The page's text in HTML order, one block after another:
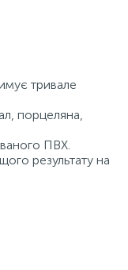
тривале
порцеляна,
ПВХ.
результату на